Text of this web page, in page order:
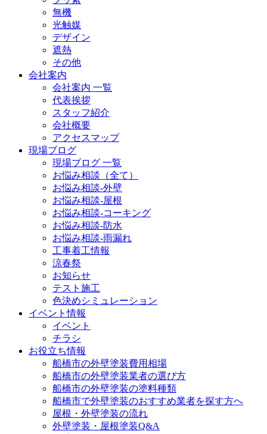
無機
光触媒
デザイン
遮熱
その他
会社案内
会社案内 一覧
代表挨拶
スタッフ紹介
会社概要
アクセスマップ
現場ブログ
現場ブログ 一覧
お悩み相談（全て）
お悩み相談-外壁
お悩み相談-屋根
お悩み相談-コーキング
お悩み相談-防水
お悩み相談-雨漏れ
工事着工情報
涼春祭
お知らせ
テスト施工
色決めシミュレーション
イベント情報
イベント
チラシ
お役立ち情報
船橋市の外壁塗装費用相場
船橋市の外壁塗装業者の選び方
船橋市の外壁塗装の塗料種類
船橋市で外壁塗装のおすすめ業者を探す方へ
屋根・外壁塗装の流れ
外壁塗装・屋根塗装Q&A